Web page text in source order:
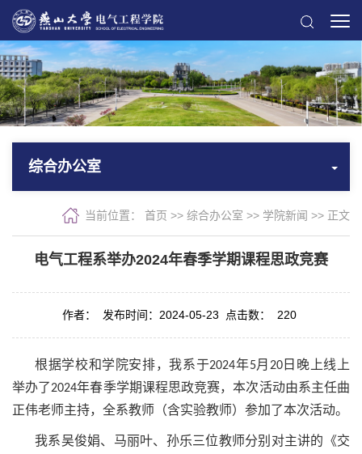
综合办公室
当前位置： 首页 >> 综合办公室 >> 学院新闻 >> 正文
电气工程系举办2024年春季学期课程思政竞赛
作者： 发布时间：2024-05-23 点击数： 220
根据学校和学院安排，我系于2024年5月20日晚上线上
举办了2024年春季学期课程思政竞赛，本次活动由系主任曲
正伟老师主持，全系教师（含实验教师）参加了本次活动。
我系吴俊娟、马丽叶、孙乐三位教师分别对主讲的《交